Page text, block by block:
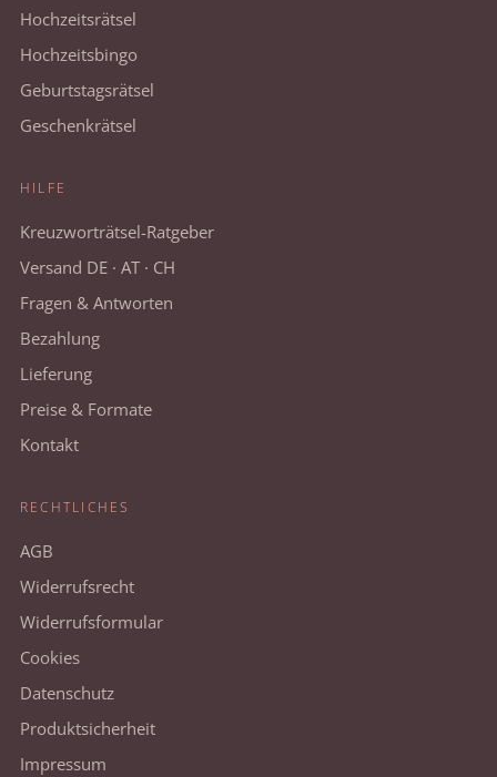
Hochzeitsrätsel
Hochzeitsbingo
Geburtstagsrätsel
Geschenkrätsel
HILFE
Kreuzworträtsel-Ratgeber
Versand DE · AT · CH
Fragen & Antworten
Bezahlung
Lieferung
Preise & Formate
Kontakt
RECHTLICHES
AGB
Widerrufsrecht
Widerrufsformular
Cookies
Datenschutz
Produktsicherheit
Impressum